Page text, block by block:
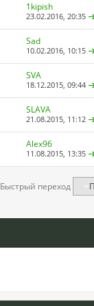
1kipish
23.02.2016,20:35
Sad
10.02.2016, 10:15
SVA
18.12.2015,09:44
SLAVA
21.08.2015, 11:12
Alex96
11.08.2015, 13:35
Быстрый переход